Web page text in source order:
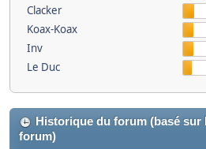
Clacker
Koax-Koax
Inv
Le Duc
Historique du forum (basé sur
forum)